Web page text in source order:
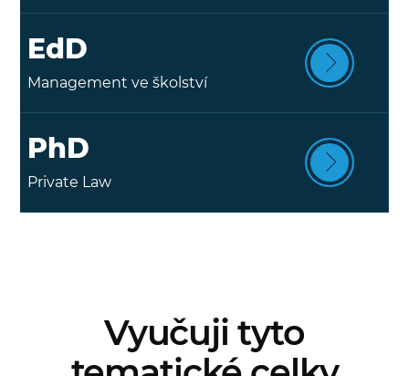
EdD
Management ve školství
PhD
Private Law
Vyučuji tyto